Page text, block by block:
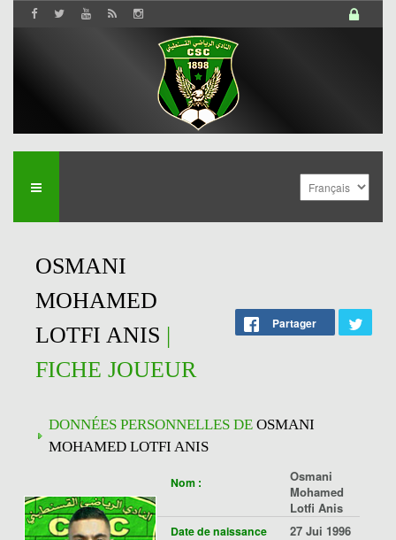
OSMANI
MOHAMED
LOTFI ANIS |
FICHE JOUEUR
Partager
DONNÉES PERSONNELLES DE OSMANI
MOHAMED LOTFI ANIS
Nom :
Osmani
Mohamed
Lotfi Anis
Date de naissance 27 Jui 1996